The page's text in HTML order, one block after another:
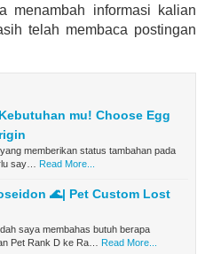
menambah informasi kalian
telah membaca postingan
mu! Choose Egg
memberikan status tambahan pada
say…
Read More...
🌊| Pet Custom Lost
saya membahas butuh berapa
Pet Rank D ke Ra…
Read More...